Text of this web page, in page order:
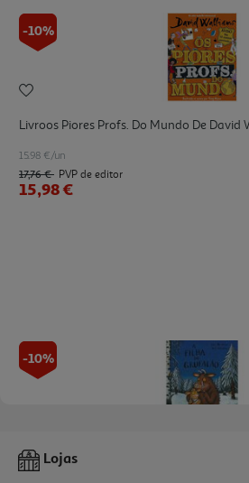
-10%
Livroos Piores Profs. Do Mundo De David
15.98 €/un
17,76 € PVP de editor
15,98 €
-10%
Livro A Filha Do Grufalão
Lojas